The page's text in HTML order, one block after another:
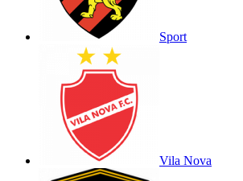
Sport
Vila Nova